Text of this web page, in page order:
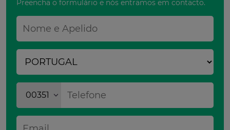
Preencha o formulário e nós entramos em contacto.
00351